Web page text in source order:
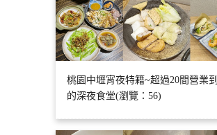
桃園中壢宵夜特籍~超過20間營業
的深夜食堂(瀏覽：56)